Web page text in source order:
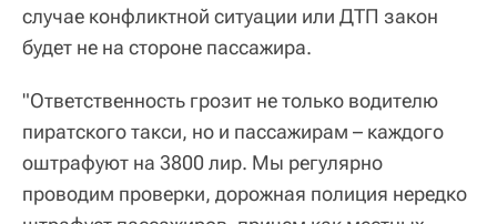
случае конфликтной ситуации или ДТП закон
будет не на стороне пассажира.
"Ответственность грозит не только водителю
пиратского такси, но и пассажирам – каждого
оштрафуют на 3800 лир. Мы регулярно
проводим проверки, дорожная полиция нередко